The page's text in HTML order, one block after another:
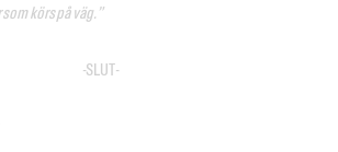
körs på väg.”